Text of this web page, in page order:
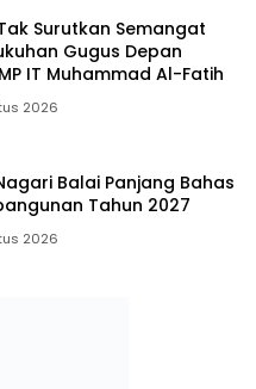
Surutkan Semangat
Gugus Depan
IT Muhammad Al-Fatih
2026
Balai Panjang Bahas
Tahun 2027
2026